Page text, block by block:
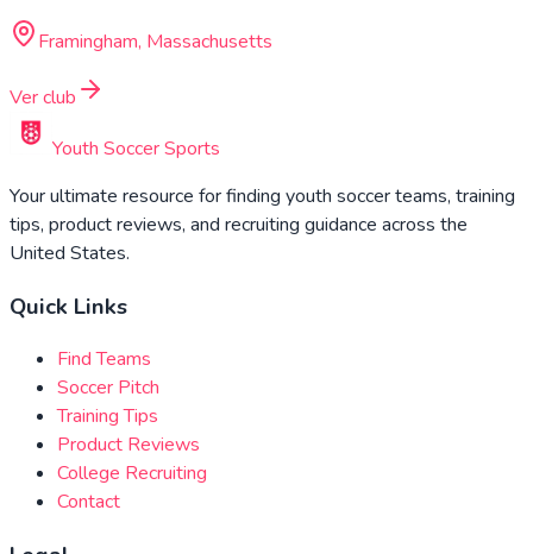
Framingham, Massachusetts
Ver club
Youth Soccer Sports
Your ultimate resource for finding youth soccer teams, training
tips, product reviews, and recruiting guidance across the
United States.
Quick Links
Find Teams
Soccer Pitch
Training Tips
Product Reviews
College Recruiting
Contact